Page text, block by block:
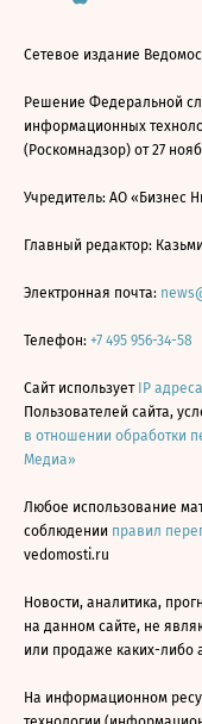
Сетевое издание
Решение Федеральной
информационных
(Роскомнадзор) от 27
Учредитель: АО «Бизнес
Главный редактор:
Электронная почта:
Телефон: +7 495 956-34-58
Сайт использует IP
Пользователей сайта,
в отношении обработки
Медиа»
Любое использование
соблюдении правил
vedomosti.ru
Новости, аналитика,
на данном сайте, не
или продаже каких-либо
На информационном